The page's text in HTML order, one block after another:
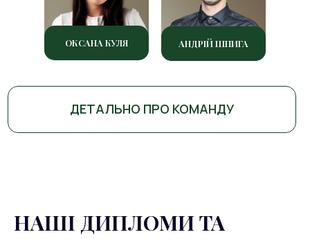
ОКСАНА КУЛЯ АНДРІЙ ШПИГА
ДЕТАЛЬНО ПРО КОМАНДУ
НАШІ ДИПЛОМИ ТА